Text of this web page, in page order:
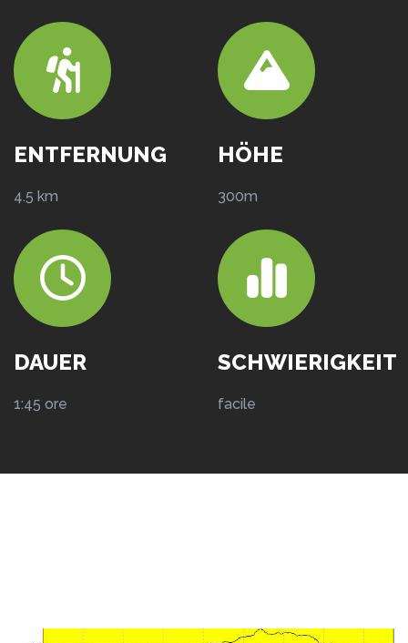
ENTFERNUNG
4.5 km
HÖHE
300m
DAUER
1:45 ore
SCHWIERIGKEIT
facile